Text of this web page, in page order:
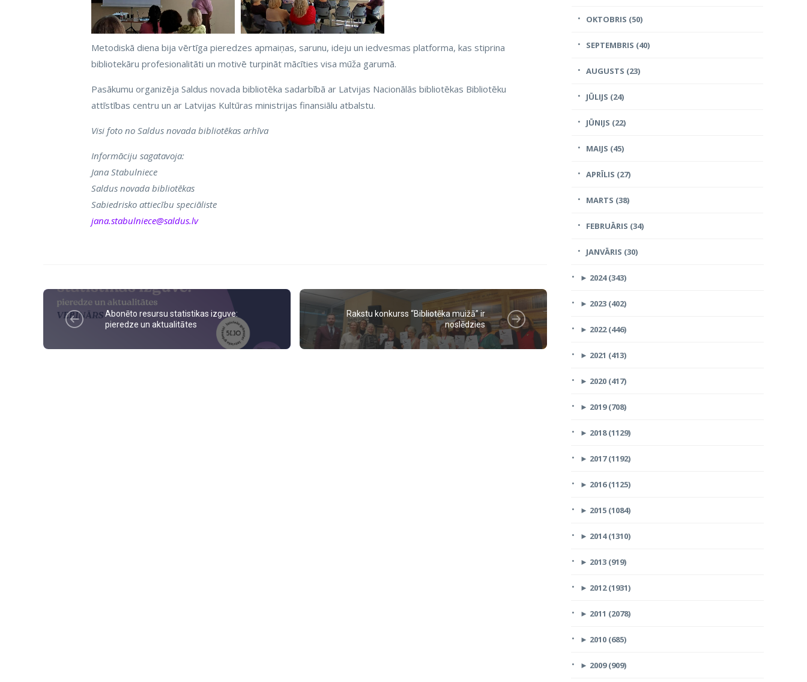
Metodiskā diena bija vērtīga pieredzes apmaiņas, sarunu, ideju un iedvesmas platforma, kas stiprina
bibliotekāru profesionalitāti un motivē turpināt mācīties visa mūža garumā.
Pasākumu organizēja Saldus novada bibliotēka sadarbībā ar Latvijas Nacionālās bibliotēkas Bibliotēku
attīstības centru un ar Latvijas Kultūras ministrijas finansiālu atbalstu.
Visi foto no Saldus novada bibliotēkas arhīva
Informāciju sagatavoja:
Jana Stabulniece
Saldus novada bibliotēkas
Sabiedrisko attiecību speciāliste
jana.stabulniece@saldus.lv
Abonēto resursu statistikas izguve:
pieredze un aktualitātes
Rakstu konkurss “Bibliotēka muižā” ir
noslēdzies
OKTOBRIS (50)
SEPTEMBRIS (40)
AUGUSTS (23)
JŪLIJS (24)
JŪNIJS (22)
MAIJS (45)
APRĪLIS (27)
MARTS (38)
FEBRUĀRIS (34)
JANVĀRIS (30)
► 2024 (343)
► 2023 (402)
► 2022 (446)
► 2021 (413)
► 2020 (417)
► 2019 (708)
► 2018 (1129)
► 2017 (1192)
► 2016 (1125)
► 2015 (1084)
► 2014 (1310)
► 2013 (919)
► 2012 (1931)
► 2011 (2078)
► 2010 (685)
► 2009 (909)